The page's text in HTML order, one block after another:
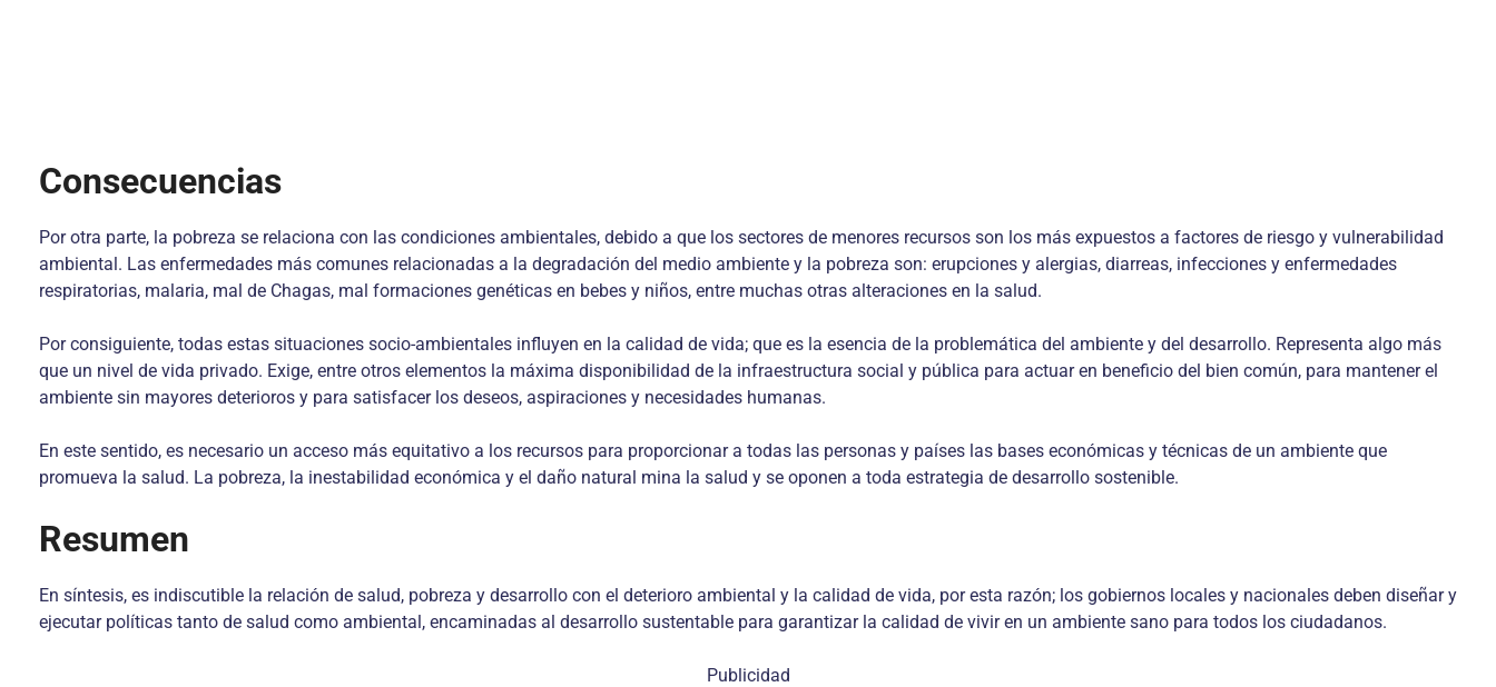
Consecuencias
Por otra parte, la pobreza se relaciona con las condiciones ambientales, debido a que los sectores de menores recursos son los más expuestos a factores de riesgo y vulnerabilidad
ambiental. Las enfermedades más comunes relacionadas a la degradación del medio ambiente y la pobreza son: erupciones y alergias, diarreas, infecciones y enfermedades
respiratorias, malaria, mal de Chagas, mal formaciones genéticas en bebes y niños, entre muchas otras alteraciones en la salud.
Por consiguiente, todas estas situaciones socio-ambientales influyen en la calidad de vida; que es la esencia de la problemática del ambiente y del desarrollo. Representa algo más
que un nivel de vida privado. Exige, entre otros elementos la máxima disponibilidad de la infraestructura social y pública para actuar en beneficio del bien común, para mantener el
ambiente sin mayores deterioros y para satisfacer los deseos, aspiraciones y necesidades humanas.
En este sentido, es necesario un acceso más equitativo a los recursos para proporcionar a todas las personas y países las bases económicas y técnicas de un ambiente que
promueva la salud. La pobreza, la inestabilidad económica y el daño natural mina la salud y se oponen a toda estrategia de desarrollo sostenible.
Resumen
En síntesis, es indiscutible la relación de salud, pobreza y desarrollo con el deterioro ambiental y la calidad de vida, por esta razón; los gobiernos locales y nacionales deben diseñar y
ejecutar políticas tanto de salud como ambiental, encaminadas al desarrollo sustentable para garantizar la calidad de vivir en un ambiente sano para todos los ciudadanos.
Publicidad